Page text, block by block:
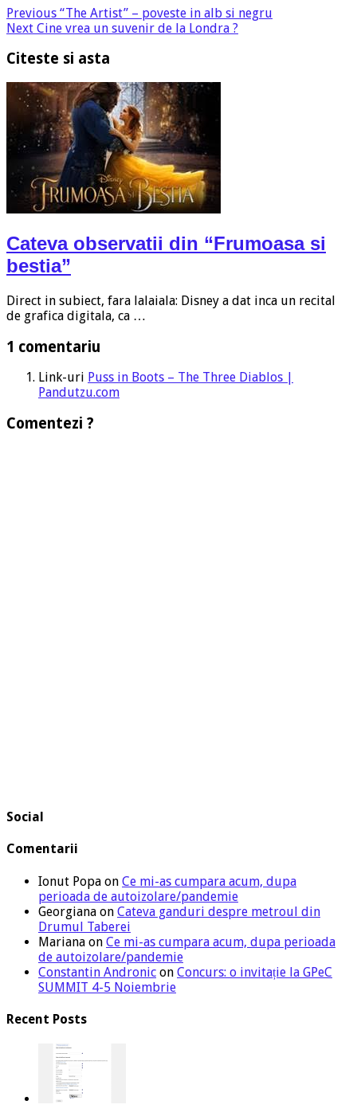
Previous “The Artist” – poveste in alb si negru
Next Cine vrea un suvenir de la Londra ?
Citeste si asta
Cateva observatii din “Frumoasa si
bestia”
Direct in subiect, fara lalaiala: Disney a dat inca un recital
de grafica digitala, ca …
1 comentariu
Link-uri Puss in Boots – The Three Diablos |
Pandutzu.com
Comentezi ?
Social
Comentarii
Ionut Popa on Ce mi-as cumpara acum, dupa
perioada de autoizolare/pandemie
Georgiana on Cateva ganduri despre metroul din
Drumul Taberei
Mariana on Ce mi-as cumpara acum, dupa perioada
de autoizolare/pandemie
Constantin Andronic on Concurs: o invitație la GPeC
SUMMIT 4-5 Noiembrie
Recent Posts